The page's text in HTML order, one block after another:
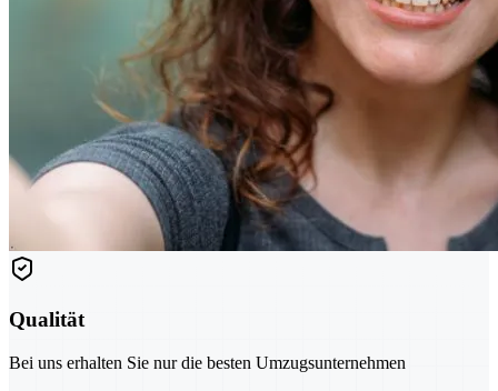
Qualität
Bei uns erhalten Sie nur die besten Umzugsunternehmen